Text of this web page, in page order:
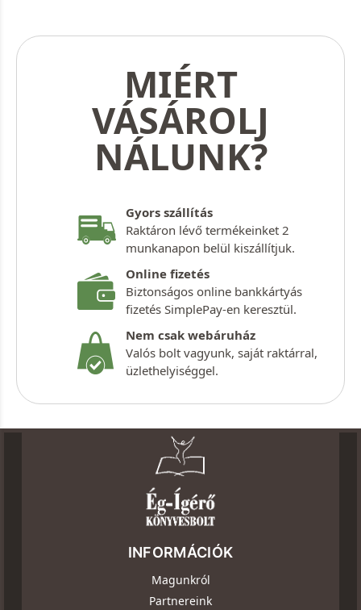
MIÉRT
VÁSÁROLJ
NÁLUNK?
Gyors szállítás
Raktáron lévő termékeinket 2
munkanapon belül kiszállítjuk.
Online fizetés
Biztonságos online bankkártyás
fizetés SimplePay-en keresztül.
Nem csak webáruház
Valós bolt vagyunk, saját raktárral,
üzlethelyiséggel.
INFORMÁCIÓK
Magunkról
Partnereink